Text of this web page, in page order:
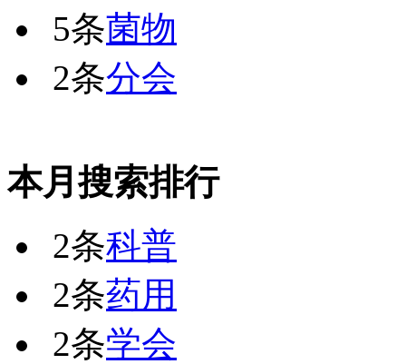
5条菌物
2条分会
本月搜索排行
2条科普
2条药用
2条学会